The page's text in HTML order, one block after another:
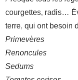
courgettes, radis…
terre, qui ont besoin
Primevères
Renoncules
Sedums